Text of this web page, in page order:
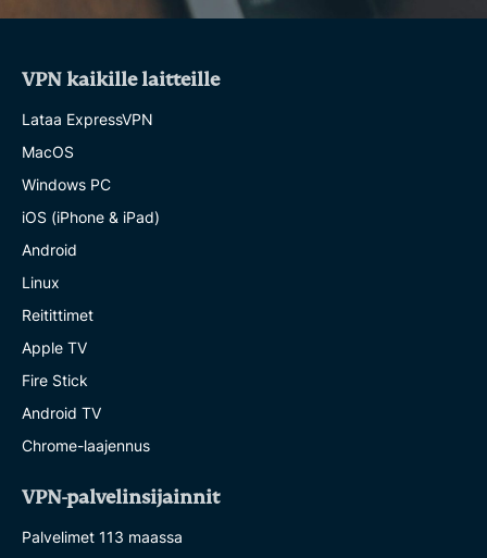
VPN kaikille laitteille
Lataa ExpressVPN
MacOS
Windows PC
iOS (iPhone & iPad)
Android
Linux
Reitittimet
Apple TV
Fire Stick
Android TV
Chrome-laajennus
VPN-palvelinsijainnit
Palvelimet 113 maassa